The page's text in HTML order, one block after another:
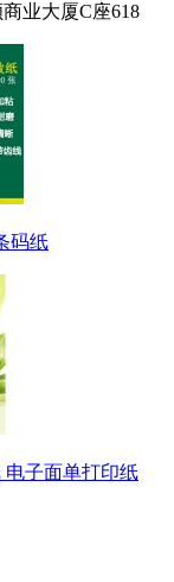
业大厦C座618
码纸
电子面单打印纸